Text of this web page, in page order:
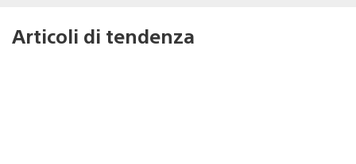
Articoli di tendenza